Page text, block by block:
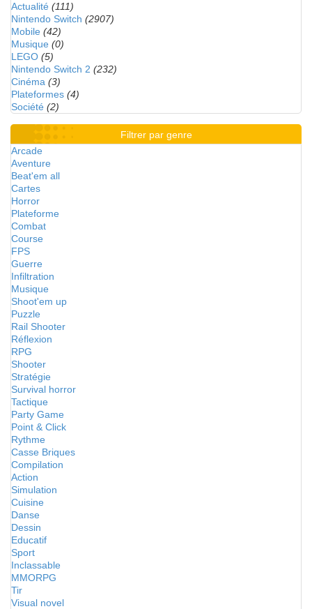
Actualité (111)
Nintendo Switch (2907)
Mobile (42)
Musique (0)
LEGO (5)
Nintendo Switch 2 (232)
Cinéma (3)
Plateformes (4)
Société (2)
Filtrer par genre
Arcade
Aventure
Beat'em all
Cartes
Horror
Plateforme
Combat
Course
FPS
Guerre
Infiltration
Musique
Shoot'em up
Puzzle
Rail Shooter
Réflexion
RPG
Shooter
Stratégie
Survival horror
Tactique
Party Game
Point & Click
Rythme
Casse Briques
Compilation
Action
Simulation
Cuisine
Danse
Dessin
Educatif
Sport
Inclassable
MMORPG
Tir
Visual novel